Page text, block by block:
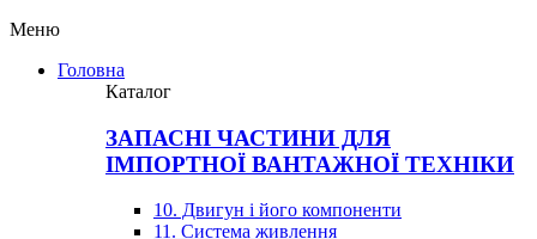
Меню
Головна
Каталог
ЗАПАСНІ ЧАСТИНИ ДЛЯ
ІМПОРТНОЇ ВАНТАЖНОЇ ТЕХНІКИ
10. Двигун і його компоненти
11. Система живлення